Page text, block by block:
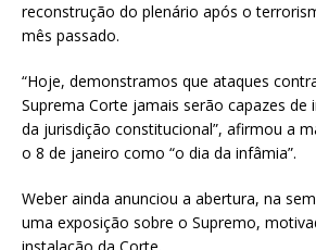
reconstrução do plenário após o
mês passado.
“Hoje, demonstramos que ataques
Suprema Corte jamais serão capazes de
da jurisdição constitucional”, afirmou a
o 8 de janeiro como “o dia da infâmia”.
Weber ainda anunciou a abertura, na
uma exposição sobre o Supremo,